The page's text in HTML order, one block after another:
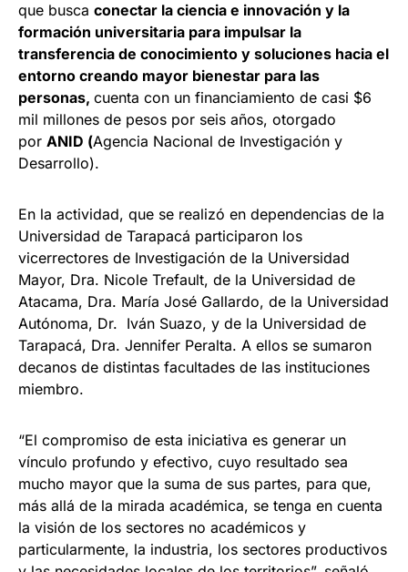
que busca conectar la ciencia e innovación y la
formación universitaria para impulsar la
transferencia de conocimiento y soluciones hacia el
entorno creando mayor bienestar para las
personas, cuenta con un financiamiento de casi $6
mil millones de pesos por seis años, otorgado
por ANID (Agencia Nacional de Investigación y
Desarrollo).
En la actividad, que se realizó en dependencias de la
Universidad de Tarapacá participaron los
vicerrectores de Investigación de la Universidad
Mayor, Dra. Nicole Trefault, de la Universidad de
Atacama, Dra. María José Gallardo, de la Universidad
Autónoma, Dr. Iván Suazo, y de la Universidad de
Tarapacá, Dra. Jennifer Peralta. A ellos se sumaron
decanos de distintas facultades de las instituciones
miembro.
“El compromiso de esta iniciativa es generar un
vínculo profundo y efectivo, cuyo resultado sea
mucho mayor que la suma de sus partes, para que,
más allá de la mirada académica, se tenga en cuenta
la visión de los sectores no académicos y
particularmente, la industria, los sectores productivos